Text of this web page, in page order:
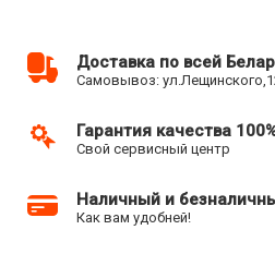
Доставка по всей
Самовывоз:
Гарантия качества
Свой сервисный центр
Наличный и
Как вам удобней!